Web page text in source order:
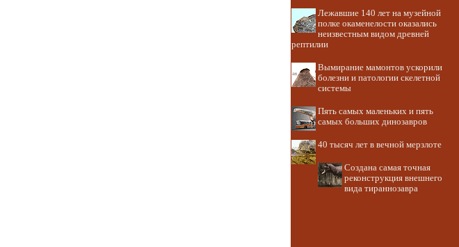
Лежавшие 140 лет на музейной
полке окаменелости оказались
неизвестным видом древней
рептилии
Вымирание мамонтов ускорили
болезни и патологии скелетной
системы
Пять самых маленьких и пять
самых больших динозавров
40 тысяч лет в вечной мерзлоте
Создана самая точная
реконструкция внешнего
вида тираннозавра